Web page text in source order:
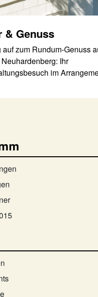
& Genuss
auf zum Rundum-Genuss
Ihr
im